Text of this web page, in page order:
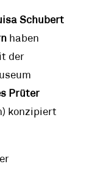
Schubert
haben
der
Prüter
konzipiert